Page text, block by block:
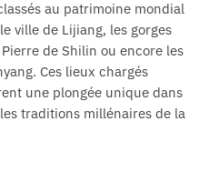
au patrimoine mondial
ville de Lijiang, les gorges
de Shilin ou encore les
Ces lieux chargés
une plongée unique dans
traditions millénaires de la